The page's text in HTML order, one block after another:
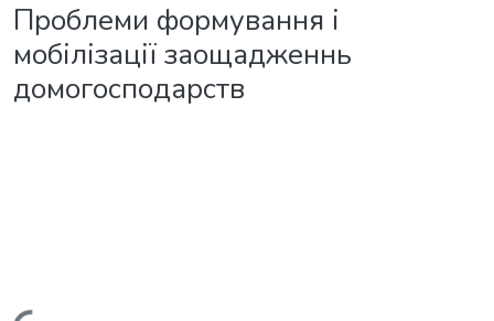
Проблеми формування і
мобілізації заощадженнь
домогосподарств